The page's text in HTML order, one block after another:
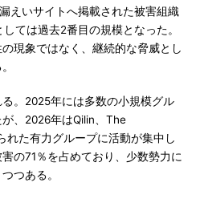
えいサイトへ掲載された被害組織
ては過去2番目の規模となった。
現象ではなく、継続的な脅威とし
。2025年には多数の小規模グル
、2026年はQilin、The
た有力グループに活動が集中し
の71％を占めており、少数勢力に
つある。